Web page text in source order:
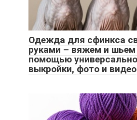
Одежда для сфинкса
руками – вяжем и шьем
помощью
выкройки, фото и видео